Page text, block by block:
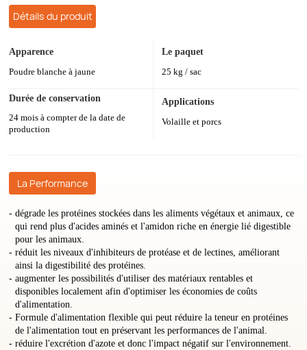
Détails du produit
Apparence
Poudre blanche à jaune
Le paquet
25 kg / sac
Durée de conservation
24 mois à compter de la date de
production
Applications
Volaille et porcs
La Performance
dégrade les protéines stockées dans les aliments végétaux et animaux, ce
qui rend plus d'acides aminés et l'amidon riche en énergie lié digestible
pour les animaux.
réduit les niveaux d'inhibiteurs de protéase et de lectines, améliorant
ainsi la digestibilité des protéines.
augmenter les possibilités d'utiliser des matériaux rentables et
disponibles localement afin d'optimiser les économies de coûts
d'alimentation.
Formule d'alimentation flexible qui peut réduire la teneur en protéines
de l'alimentation tout en préservant les performances de l'animal.
réduire l'excrétion d'azote et donc l'impact négatif sur l'environnement.